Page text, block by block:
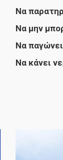
Να
Να μην
Να
Να κάνει